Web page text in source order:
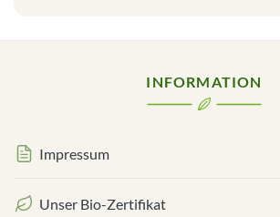
INFORMATION
Impressum
Unser Bio-Zertifikat